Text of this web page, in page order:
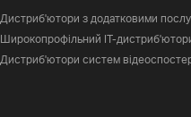
Дистриб'ютори з додатковими
Широкопрофільний IT-
Дистриб'ютори систем